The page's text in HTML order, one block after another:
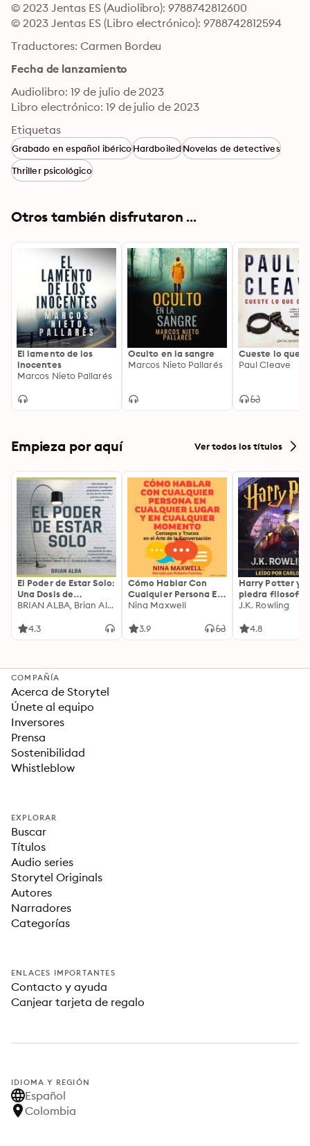
© 2023 Jentas ES (Audiolibro): 9788742812600
© 2023 Jentas ES (Libro electrónico): 9788742812594
Traductores: Carmen Bordeu
Fecha de lanzamiento
Audiolibro: 19 de julio de 2023
Libro electrónico: 19 de julio de 2023
Etiquetas
Grabado en español ibéricoHardboiledNovelas de detectives
Thriller psicológico
Otros también disfrutaron ...
El lamento de los
inocentes
Marcos Nieto Pallarés
Oculto en la sangre
Marcos Nieto Pallarés
Cueste lo que
Paul Cleave
Empieza por aquí Ver todos los títulos
El Poder de Estar Solo:
Una Dosis de
Motivación
Ideas Revolucionarias
BRIAN ALBA, Brian Alba
4.3
Cómo Hablar Con
Cualquier Persona En
Cualquier Lugar Y En
Nina Maxwell
3.9
Harry Potter y
piedra filosofal
J.K. Rowling
4.8
COMPAÑÍA
Acerca de Storytel
Únete al equipo
Inversores
Prensa
Sostenibilidad
Whistleblow
EXPLORAR
Buscar
Títulos
Audio series
Storytel Originals
Autores
Narradores
Categorías
ENLACES IMPORTANTES
Contacto y ayuda
Canjear tarjeta de regalo
IDIOMA Y REGIÓN
Español
Colombia